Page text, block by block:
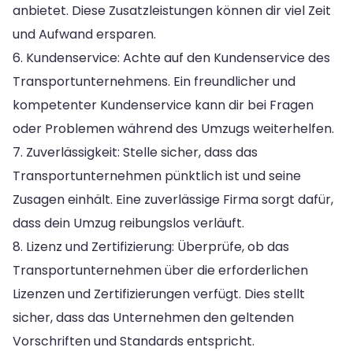
anbietet. Diese Zusatzleistungen können dir viel Zeit
und Aufwand ersparen.
6. Kundenservice: Achte auf den Kundenservice des
Transportunternehmens. Ein freundlicher und
kompetenter Kundenservice kann dir bei Fragen
oder Problemen während des Umzugs weiterhelfen.
7. Zuverlässigkeit: Stelle sicher, dass das
Transportunternehmen pünktlich ist und seine
Zusagen einhält. Eine zuverlässige Firma sorgt dafür,
dass dein Umzug reibungslos verläuft.
8. Lizenz und Zertifizierung: Überprüfe, ob das
Transportunternehmen über die erforderlichen
Lizenzen und Zertifizierungen verfügt. Dies stellt
sicher, dass das Unternehmen den geltenden
Vorschriften und Standards entspricht.